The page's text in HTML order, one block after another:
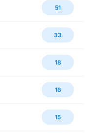
51
33
18
16
15